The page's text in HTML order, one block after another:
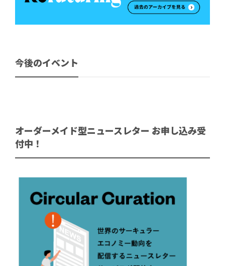
今後のイベント
オーダーメイド型ニュースレター お申し込み受
付中！